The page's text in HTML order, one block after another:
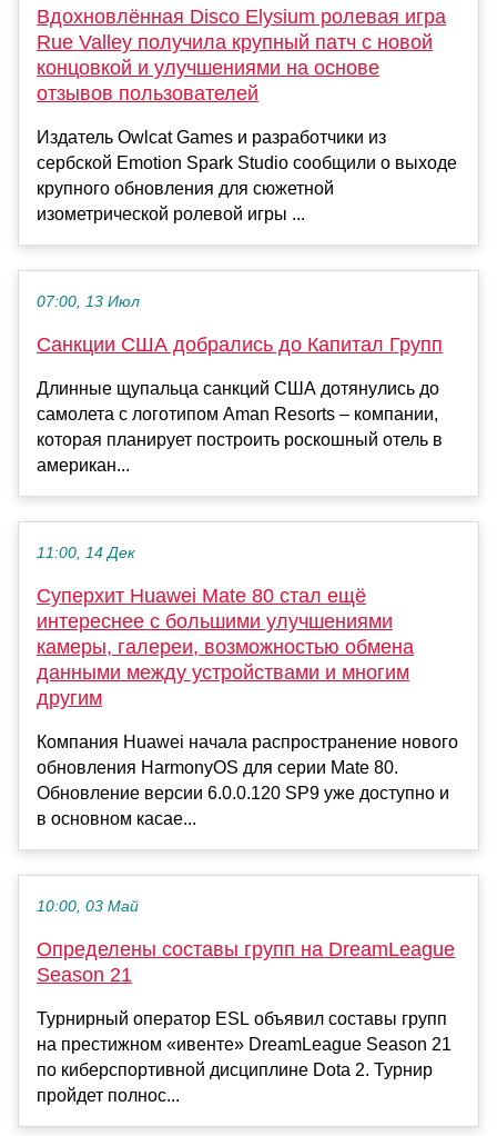
Вдохновлённая Disco Elysium ролевая игра
Rue Valley получила крупный патч с новой
концовкой и улучшениями на основе
отзывов пользователей
Издатель Owlcat Games и разработчики из
сербской Emotion Spark Studio сообщили о выходе
крупного обновления для сюжетной
изометрической ролевой игры ...
07:00, 13 Июл
Санкции США добрались до Капитал Групп
Длинные щупальца санкций США дотянулись до
самолета с логотипом Aman Resorts – компании,
которая планирует построить роскошный отель в
американ...
11:00, 14 Дек
Суперхит Huawei Mate 80 стал ещё
интереснее с большими улучшениями
камеры, галереи, возможностью обмена
данными между устройствами и многим
другим
Компания Huawei начала распространение нового
обновления HarmonyOS для серии Mate 80.
Обновление версии 6.0.0.120 SP9 уже доступно и
в основном касае...
10:00, 03 Май
Определены составы групп на DreamLeague
Season 21
Турнирный оператор ESL объявил составы групп
на престижном «ивенте» DreamLeague Season 21
по киберспортивной дисциплине Dota 2. Турнир
пройдет полнос...